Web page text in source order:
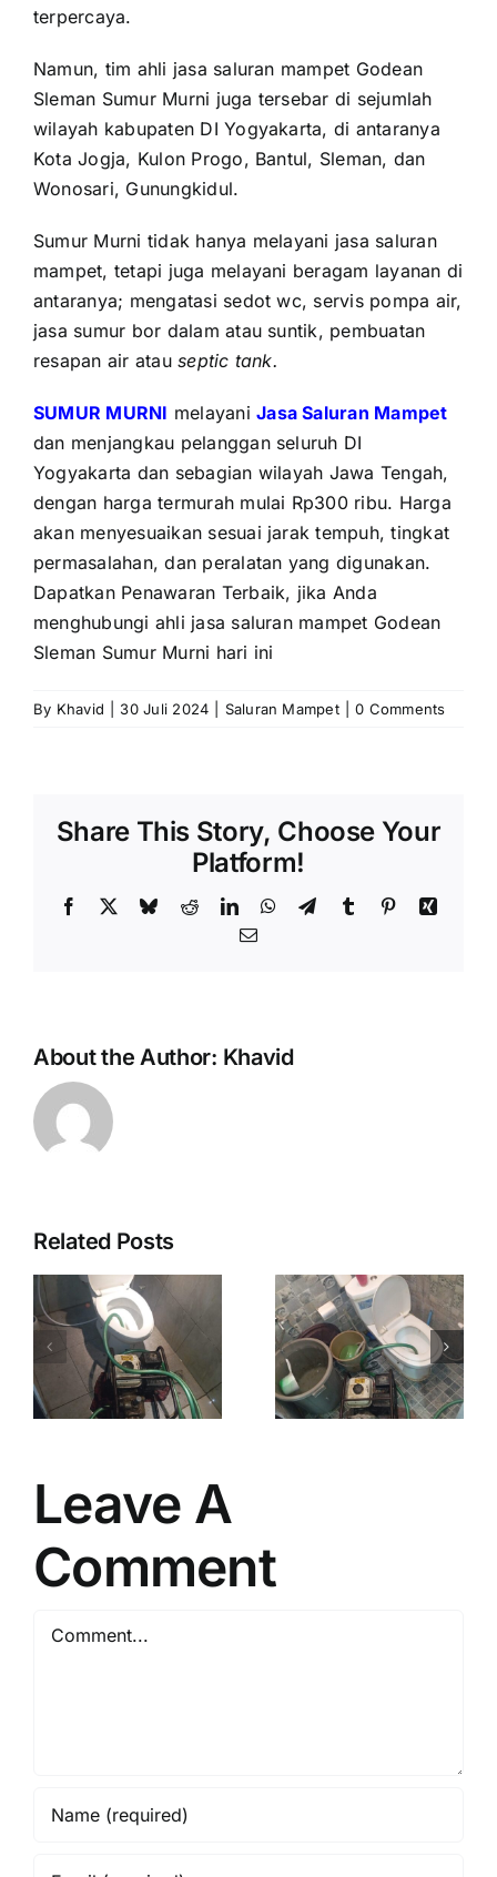
terpercaya.
Namun, tim ahli jasa saluran mampet Godean
Sleman Sumur Murni juga tersebar di sejumlah
wilayah kabupaten DI Yogyakarta, di antaranya
Kota Jogja, Kulon Progo, Bantul, Sleman, dan
Wonosari, Gunungkidul.
Sumur Murni tidak hanya melayani jasa saluran
mampet, tetapi juga melayani beragam layanan di
antaranya; mengatasi sedot wc, servis pompa air,
jasa sumur bor dalam atau suntik, pembuatan
resapan air atauseptic tank.
SUMUR MURNI melayaniJasa Saluran Mampet
dan menjangkau pelanggan seluruh DI
Yogyakarta dan sebagian wilayah Jawa Tengah,
dengan harga termurah mulai Rp300 ribu. Harga
akan menyesuaikan sesuai jarak tempuh, tingkat
permasalahan, dan peralatan yang digunakan.
Dapatkan Penawaran Terbaik, jika Anda
menghubungi ahli jasa saluran mampet Godean
Sleman Sumur Murni hari ini
By Khavid 30 Juli 2024 Saluran Mampet 0 Comments
Share This Story, Choose Your
Platform!
Facebook BlueskyRedditLinkedInWhatsApp
TelegramTumblr PinterestXing
Email
About the Author: Khavid
Related Posts
Saluran
Mampet
Murah
Jogja
Sleman
Sedot WC
Murah
Jogja
Sleman
Leave A
Comment
Comment